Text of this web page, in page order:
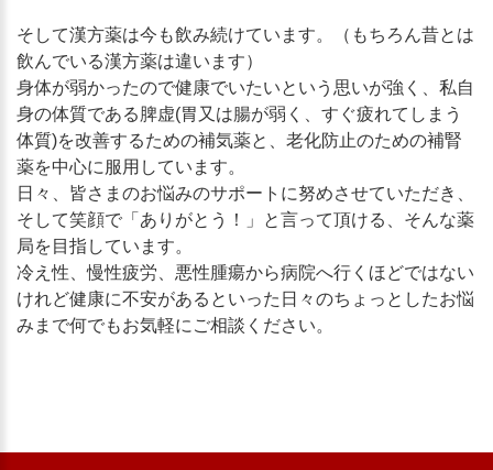
そして漢方薬は今も飲み続けています。（もちろん昔とは
飲んでいる漢方薬は違います）
身体が弱かったので健康でいたいという思いが強く、私自
身の体質である脾虚(胃又は腸が弱く、すぐ疲れてしまう
体質)を改善するための補気薬と、老化防止のための補腎
薬を中心に服用しています。
日々、皆さまのお悩みのサポートに努めさせていただき、
そして笑顔で「ありがとう！」と言って頂ける、そんな薬
局を目指しています。
冷え性、慢性疲労、悪性腫瘍から病院へ行くほどではない
けれど健康に不安があるといった日々のちょっとしたお悩
みまで何でもお気軽にご相談ください。